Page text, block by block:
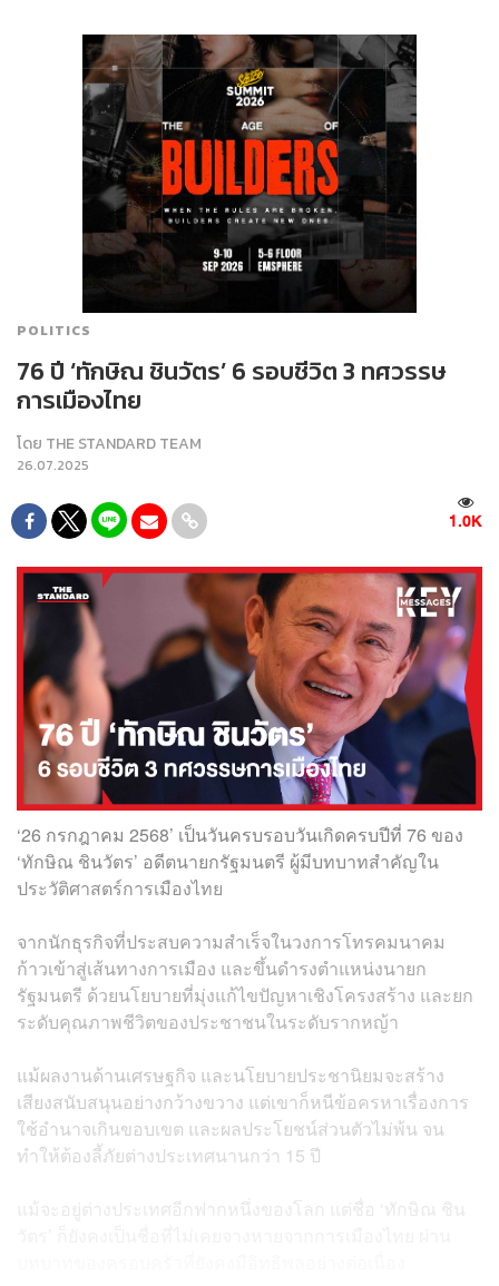
POLITICS
76 ปี ‘ทักษิณ ชินวัตร’ 6 รอบชีวิต 3 ทศวรรษ
การเมืองไทย
โดย THE STANDARD TEAM
26.07.2025
1.0K
‘26 กรกฎาคม 2568’ เป็นวันครบรอบวันเกิดครบปีที่ 76 ของ
‘ทักษิณ ชินวัตร’ อดีตนายกรัฐมนตรี ผู้มีบทบาทสำคัญใน
ประวัติศาสตร์การเมืองไทย
จากนักธุรกิจที่ประสบความสำเร็จในวงการโทรคมนาคม
ก้าวเข้าสู่เส้นทางการเมือง และขึ้นดำรงตำแหน่งนายก
รัฐมนตรี ด้วยนโยบายที่มุ่งแก้ไขปัญหาเชิงโครงสร้าง และยก
ระดับคุณภาพชีวิตของประชาชนในระดับรากหญ้า
แม้ผลงานด้านเศรษฐกิจ และนโยบายประชานิยมจะสร้าง
เสียงสนับสนุนอย่างกว้างขวาง แต่เขาก็หนีข้อครหาเรื่องการ
ใช้อำนาจเกินขอบเขต และผลประโยชน์ส่วนตัวไม่พ้น จน
ทำให้ต้องลี้ภัยต่างประเทศนานกว่า 15 ปี
แม้จะอยู่ต่างประเทศอีกฟากหนึ่งของโลก แต่ชื่อ ‘ทักษิณ ชิน